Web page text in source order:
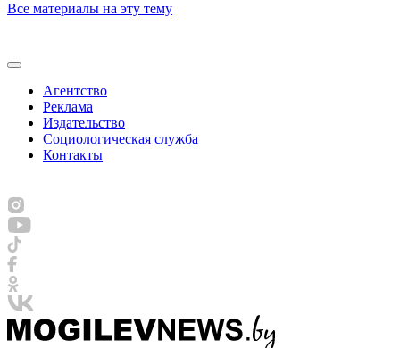
Все материалы на эту тему
Агентство
Реклама
Издательство
Социологическая служба
Контакты